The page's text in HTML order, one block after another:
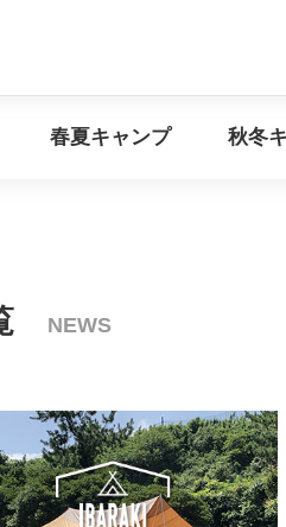
春夏キャンプ 秋冬
NEWS